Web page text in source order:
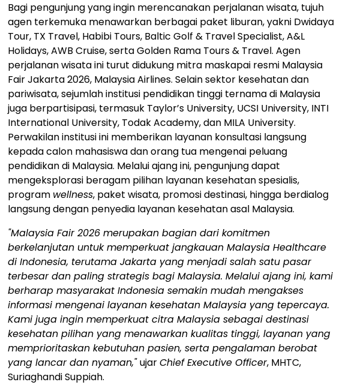
Bagi pengunjung yang ingin merencanakan perjalanan wisata, tujuh
agen terkemuka menawarkan berbagai paket liburan, yakni Dwidaya
Tour, TX Travel, Habibi Tours, Baltic Golf & Travel Specialist, A&L
Holidays, AWB Cruise, serta Golden Rama Tours & Travel. Agen
perjalanan wisata ini turut didukung mitra maskapai resmi Malaysia
Fair Jakarta 2026, Malaysia Airlines. Selain sektor kesehatan dan
pariwisata, sejumlah institusi pendidikan tinggi ternama di Malaysia
juga berpartisipasi, termasuk Taylor’s University, UCSI University, INTI
International University, Todak Academy, dan MILA University.
Perwakilan institusi ini memberikan layanan konsultasi langsung
kepada calon mahasiswa dan orang tua mengenai peluang
pendidikan di Malaysia. Melalui ajang ini, pengunjung dapat
mengeksplorasi beragam pilihan layanan kesehatan spesialis,
program wellness, paket wisata, promosi destinasi, hingga berdialog
langsung dengan penyedia layanan kesehatan asal Malaysia.
"Malaysia Fair 2026 merupakan bagian dari komitmen
berkelanjutan untuk memperkuat jangkauan Malaysia Healthcare
di Indonesia, terutama Jakarta yang menjadi salah satu pasar
terbesar dan paling strategis bagi Malaysia. Melalui ajang ini, kami
berharap masyarakat Indonesia semakin mudah mengakses
informasi mengenai layanan kesehatan Malaysia yang tepercaya.
Kami juga ingin memperkuat citra Malaysia sebagai destinasi
kesehatan pilihan yang menawarkan kualitas tinggi, layanan yang
memprioritaskan kebutuhan pasien, serta pengalaman berobat
yang lancar dan nyaman,"ujarChief Executive Officer, MHTC,
Suriaghandi Suppiah.